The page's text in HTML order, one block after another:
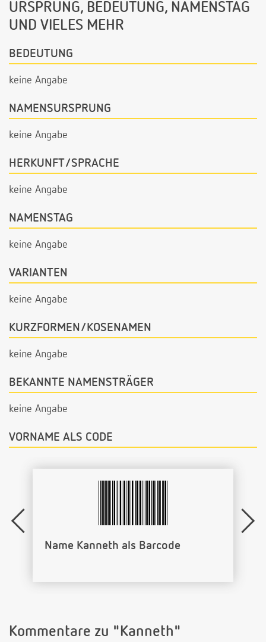
URSPRUNG, BEDEUTUNG, NAMENSTAG
UND VIELES MEHR
BEDEUTUNG
keine Angabe
NAMENSURSPRUNG
keine Angabe
HERKUNFT/SPRACHE
keine Angabe
NAMENSTAG
keine Angabe
VARIANTEN
keine Angabe
KURZFORMEN/KOSENAMEN
keine Angabe
BEKANNTE NAMENSTRÄGER
keine Angabe
VORNAME ALS CODE
Name Kanneth als Barcode
Kommentare zu "Kanneth"